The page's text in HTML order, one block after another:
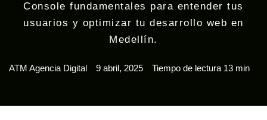
Console fundamentales para entender tus
usuarios y optimizar tu desarrollo web en
Medellín.
ATM Agencia Digital 9 abril, 2025 Tiempo de lectura 13 min